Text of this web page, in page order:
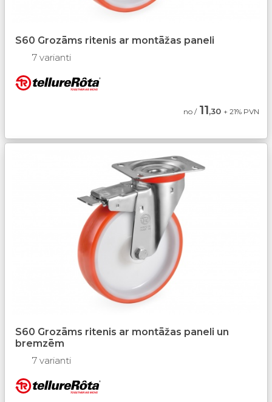
S60 Grozāms ritenis ar montāžas paneli
7 varianti
no / 11,30 + 21% PVN
S60 Grozāms ritenis ar montāžas paneli un
bremzēm
7 varianti